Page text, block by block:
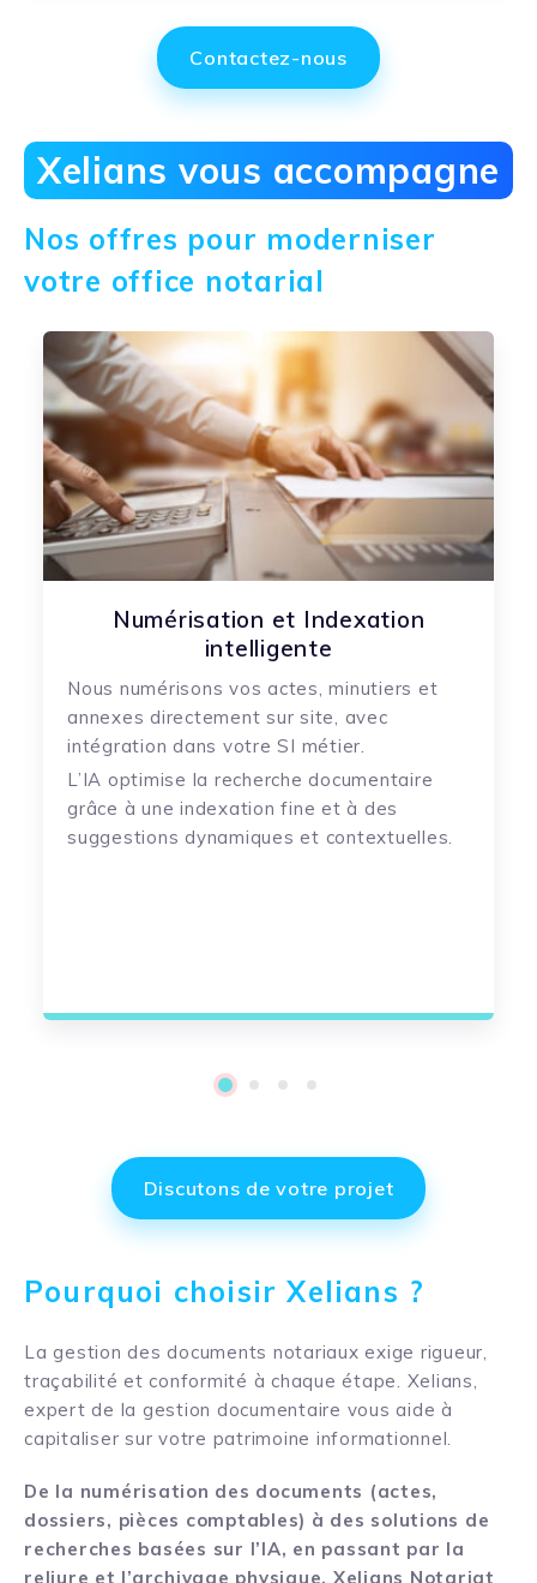
Contactez-nous
Xelians vous accompagne
Nos offres pour moderniser
votre office notarial
Numérisation et Indexation
intelligente
Nous numérisons vos actes, minutiers et
annexes directement sur site, avec
intégration dans votre SI métier.
L’IA optimise la recherche documentaire
grâce à une indexation fine et à des
suggestions dynamiques et contextuelles.
Discutons de votre projet
Pourquoi choisir Xelians ?
La gestion des documents notariaux exige rigueur,
traçabilité et conformité à chaque étape. Xelians,
expert de la gestion documentaire vous aide à
capitaliser sur votre patrimoine informationnel.
De la numérisation des documents (actes,
dossiers, pièces comptables) à des solutions de
recherches basées sur l’IA, en passant par la
reliure et l’archivage physique, Xelians Notariat